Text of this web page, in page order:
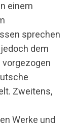
einem
sprechen
dem
vorgezogen
Zweitens,
Werke und